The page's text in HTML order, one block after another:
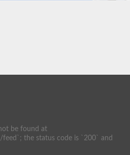
be found at
the status code is `200` and